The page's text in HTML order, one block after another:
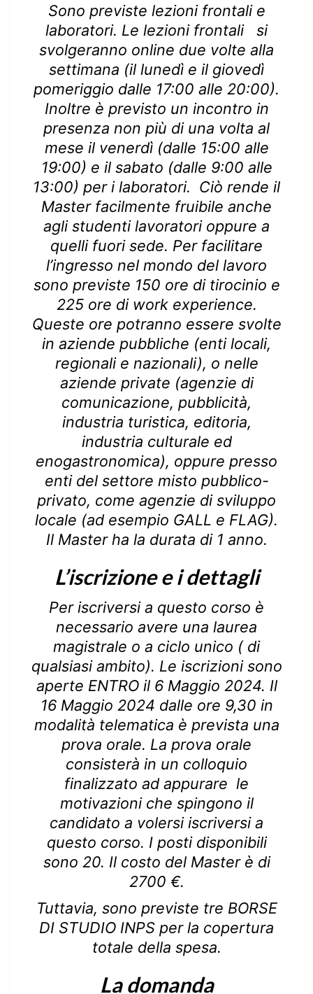
Sono previste lezioni frontali e
laboratori. Le lezioni frontali si
svolgeranno online due volte alla
settimana (il lunedì e il giovedì
pomeriggio dalle 17:00 alle 20:00).
Inoltre è previsto un incontro in
presenza non più di una volta al
mese il venerdì (dalle 15:00 alle
19:00) e il sabato (dalle 9:00 alle
13:00) per i laboratori. Ciò rende il
Master facilmente fruibile anche
agli studenti lavoratori oppure a
quelli fuori sede. Per facilitare
l’ingresso nel mondo del lavoro
sono previste 150 ore di tirocinio e
225 ore di work experience.
Queste ore potranno essere svolte
in aziende pubbliche (enti locali,
regionali e nazionali), o nelle
aziende private (agenzie di
comunicazione, pubblicità,
industria turistica, editoria,
industria culturale ed
enogastronomica), oppure presso
enti del settore misto pubblico-
privato, come agenzie di sviluppo
locale (ad esempio GALL e FLAG).
Il Master ha la durata di 1 anno.
L’iscrizione e i dettagli
Per iscriversi a questo corso è
necessario avere una laurea
magistrale o a ciclo unico ( di
qualsiasi ambito). Le iscrizioni sono
aperte ENTRO il 6 Maggio 2024. Il
16 Maggio 2024 dalle ore 9,30 in
modalità telematica è prevista una
prova orale. La prova orale
consisterà in un colloquio
finalizzato ad appurare le
motivazioni che spingono il
candidato a volersi iscriversi a
questo corso. I posti disponibili
sono 20. Il costo del Master è di
2700 €.
Tuttavia, sono previste tre BORSE
DI STUDIO INPS per la copertura
totale della spesa.
La domanda